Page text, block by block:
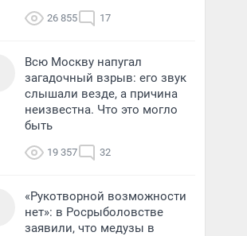
26 855 17
Всю Москву напугал
загадочный взрыв: его звук
слышали везде, а причина
неизвестна. Что это могло
быть
19 357 32
«Рукотворной возможности
нет»: в Росрыболовстве
заявили, что медузы в